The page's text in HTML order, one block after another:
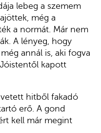
lebeg a szemem
még a
a normát. Már nem
A lényeg, hogy
annál is, aki fogva
kapott
hitből fakadó
erő. A gond
kell már megint